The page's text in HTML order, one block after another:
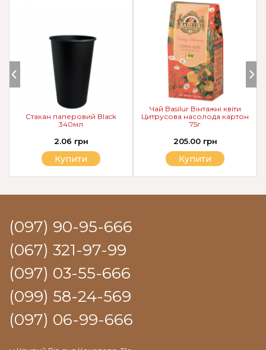
Чай Basilur Вінтажні квіти
Цитрусова насолода картон
75г
205.00 грн
Купити
Стакан паперовий Black
340мл
2.06 грн
Купити
(097) 90-95-666
(067) 321-97-99
(097) 03-55-666
(099) 58-24-569
(097) 06-99-666